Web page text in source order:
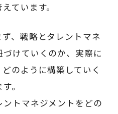
ています。
、戦略とタレントマネ
けていくのか、実際に
のように構築していく
。
トマネジメントをどの